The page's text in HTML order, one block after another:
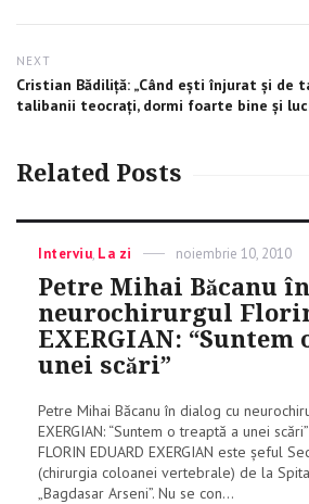
NEXT
Next
post:
Cristian Bădiliță: „Când ești înjurat și de
talibanii teocrați, dormi foarte bine și
Related Posts
Categories
Interviu, La zi
Posted
on
noiembrie 10, 2010
Petre Mihai Băcanu
neurochirurgul
EXERGIAN: “Suntem
unei scări”
Petre Mihai Băcanu în dialog cu
EXERGIAN: “Suntem o treaptă a unei
FLORIN EDUARD EXERGIAN este șeful
(chirurgia coloanei vertebrale) de la
„Bagdasar Arseni”. Nu se con...